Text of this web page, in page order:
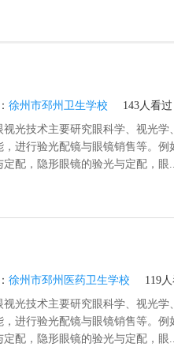
徐州市邳州卫生学校
143人看过
视光技术主要研究眼科学、视光
进行验光配镜与眼镜销售等。例
定配，隐形眼镜的验光与定配，眼
徐州市邳州医药卫生学校
119
视光技术主要研究眼科学、视光
进行验光配镜与眼镜销售等。例
定配，隐形眼镜的验光与定配，眼